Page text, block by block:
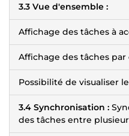
3.3 Vue d'ensemble :
Affichage des tâches à
Affichage des tâches par
Possibilité de visualiser
3.4 Synchronisation :
des tâches entre